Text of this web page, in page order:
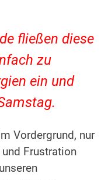
fließen diese
zu
ein und
Vordergrund, nur
Frustration